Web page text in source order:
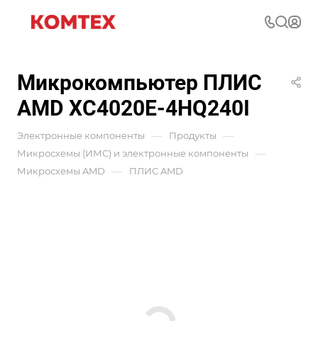
Микрокомпьютер ПЛИС
AMD XC4020E-4HQ240I
Электронные компоненты — Продукты —
Микросхемы (ИМС) и электронные компоненты —
Микросхемы AMD — ПЛИС AMD